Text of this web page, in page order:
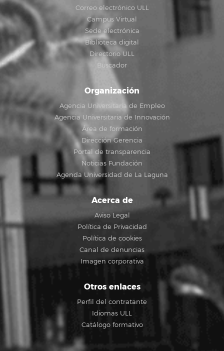
Correo electrónico ULL
Campus Virtual
Sede electrónica
Biblioteca digital
Directorio ULL
Buscador
Organización
Agencia Universitaria de Empleo
Agencia Universitaria de Innovación
Área de formación
Dirección Gerencia
Portal de transparencia
Noticias Fundación
Agenda Universidad de La Laguna
Acerca de
Aviso Legal
Política de Privacidad
Política de cookies
Canal de denuncias
Imagen corporativa
Otros enlaces
Perfil del contratante
Idiomas ULL
Catálogo formativo